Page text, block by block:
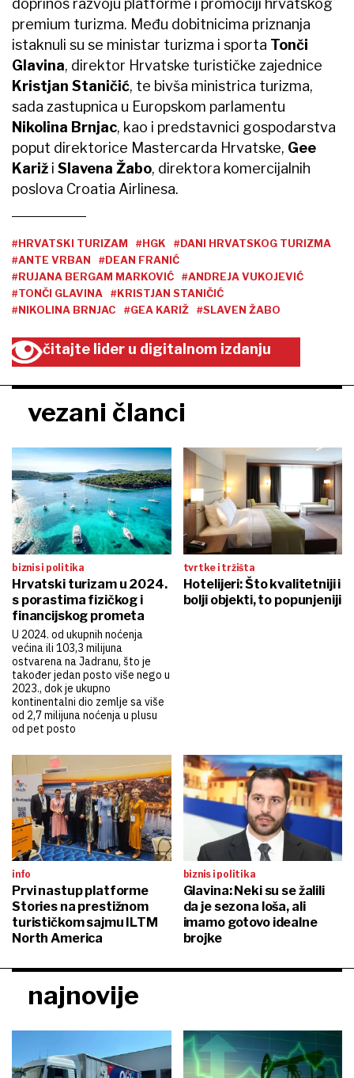
doprinos razvoju platforme i promociji hrvatskog
premium turizma. Među dobitnicima priznanja
istaknuli su se ministar turizma i sporta Tonči
Glavina, direktor Hrvatske turističke zajednice
Kristjan Staničić, te bivša ministrica turizma,
sada zastupnica u Europskom parlamentu
Nikolina Brnjac, kao i predstavnici gospodarstva
poput direktorice Mastercarda Hrvatske, Gee
Kariž i Slavena Žabo, direktora komercijalnih
poslova Croatia Airlinesa.
#HRVATSKI TURIZAM #HGK
#DANI HRVATSKOG TURIZMA
#ANTE VRBAN
#DEAN FRANIĆ
#RUJANA BERGAM MARKOVIĆ
#ANDREJA VUKOJEVIĆ
#TONČI GLAVINA
#KRISTJAN STANIČIĆ
#NIKOLINA BRNJAC
#GEA KARIŽ #SLAVEN ŽABO
čitajte lider u digitalnom izdanju
vezani članci
biznis i politika
Hrvatski turizam u 2024.
s porastima fizičkog i
financijskog prometa
U 2024. od ukupnih noćenja
većina ili 103,3 milijuna
ostvarena na Jadranu, što je
također jedan posto više nego u
2023., dok je ukupno
kontinentalni dio zemlje sa više
od 2,7 milijuna noćenja u plusu
od pet posto
tvrtke i tržišta
Hotelijeri: Što kvalitetniji i
bolji objekti, to popunjeniji
info
Prvi nastup platforme
Stories na prestižnom
turističkom sajmu ILTM
North America
biznis i politika
Glavina: Neki su se žalili
da je sezona loša, ali
imamo gotovo idealne
brojke
najnovije